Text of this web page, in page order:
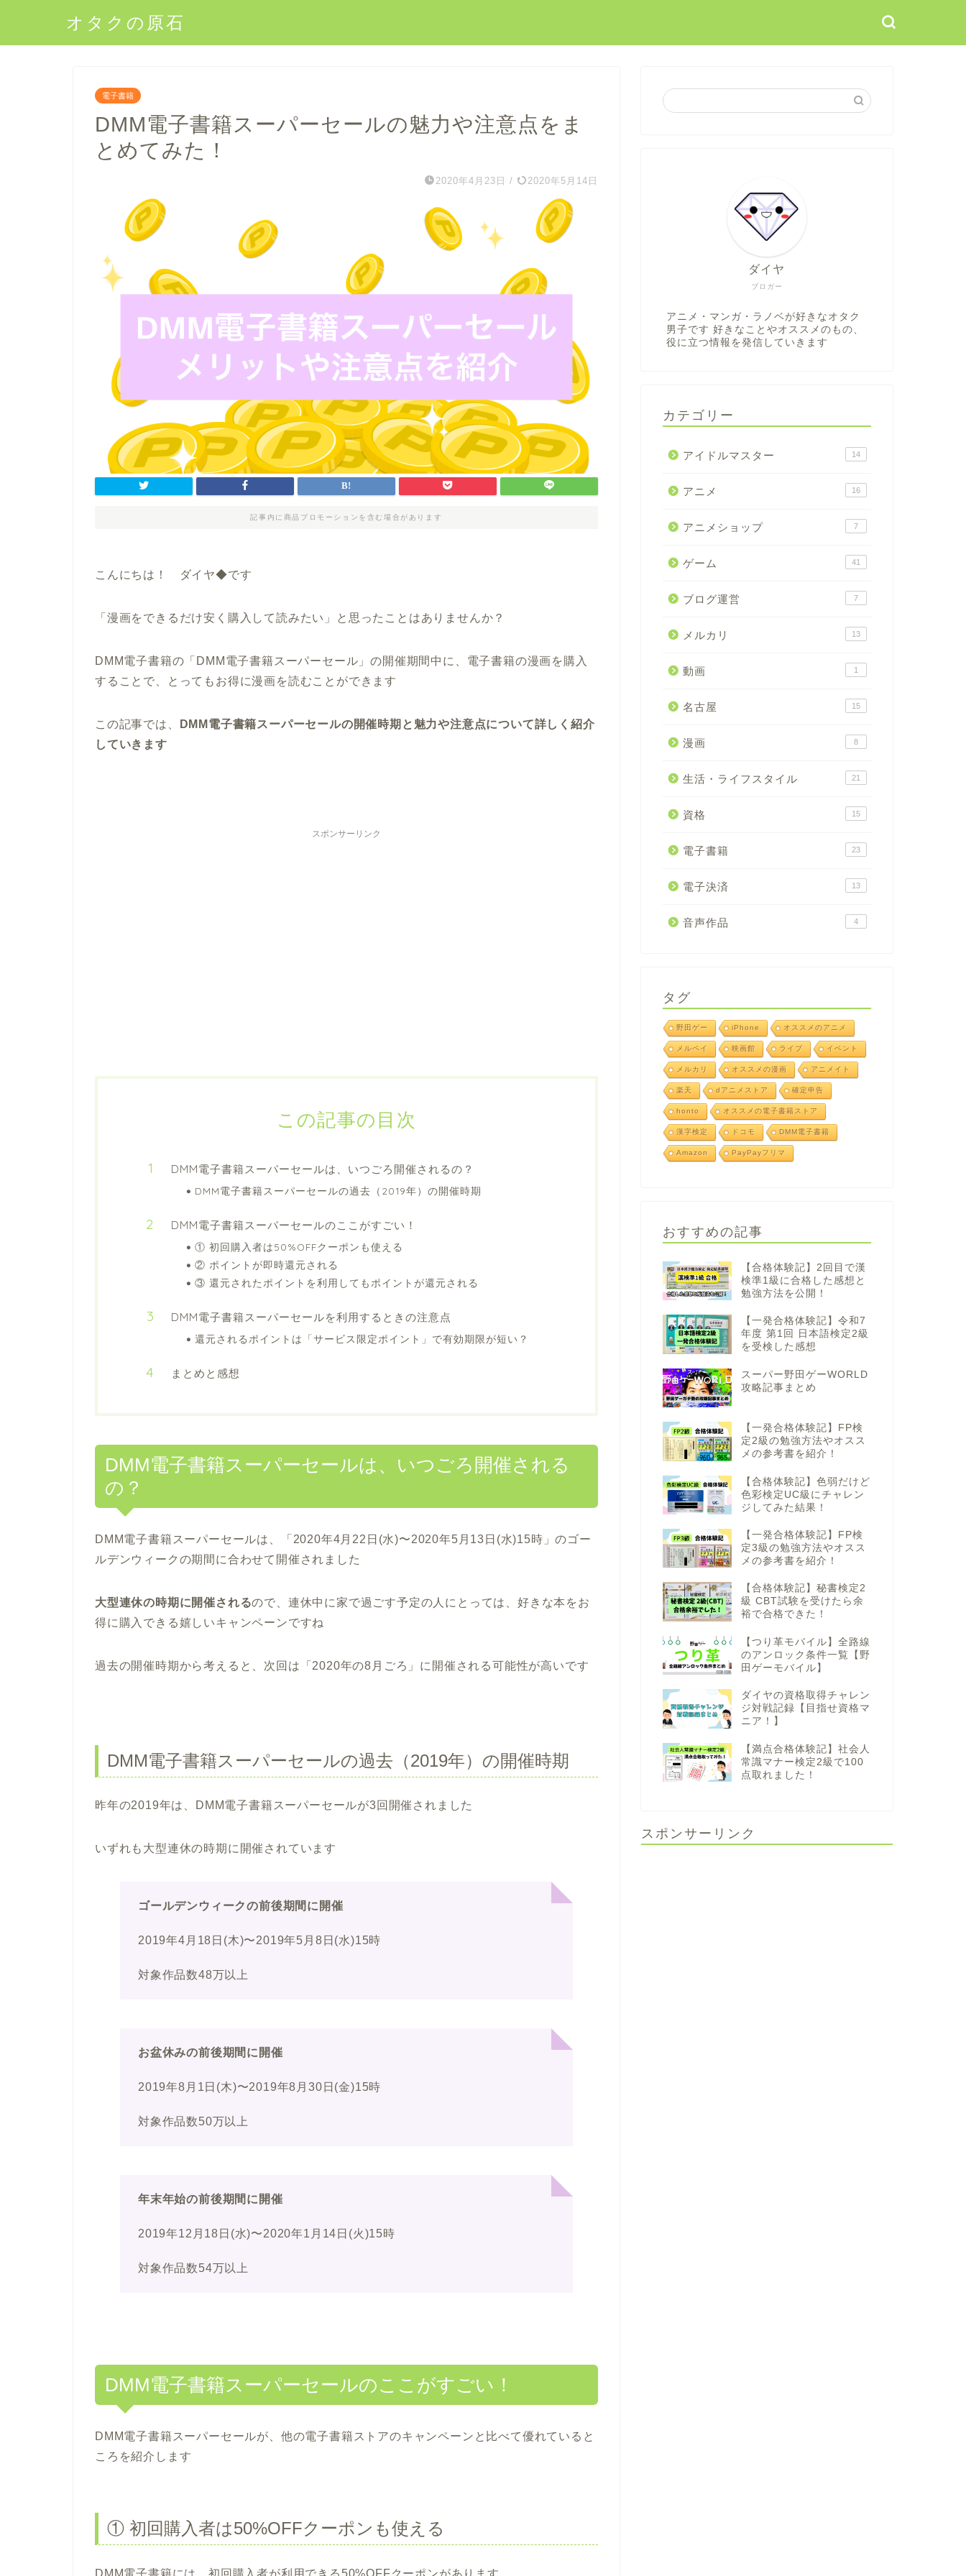
オタクの原石
電子書籍
DMM電子書籍スーパーセールの魅力や注意点をま
とめてみた！
2020年4月23日 / 2020年5月14日
記事内に商品プロモーションを含む場合があります
こんにちは！ ダイヤ◆です
「漫画をできるだけ安く購入して読みたい」と思ったことはありませんか？
DMM電子書籍の「DMM電子書籍スーパーセール」の開催期間中に、電子書籍の漫画を購入
することで、とってもお得に漫画を読むことができます
この記事では、
DMM電子書籍スーパーセールの開催時期と魅力や注意点について詳しく紹介
していきます
スポンサーリンク
この記事の目次
DMM電子書籍スーパーセールは、いつごろ開催されるの？
DMM電子書籍スーパーセールの過去（2019年）の開催時期
DMM電子書籍スーパーセールのここがすごい！
① 初回購入者は50%OFFクーポンも使える
② ポイントが即時還元される
③ 還元されたポイントを利用してもポイントが還元される
DMM電子書籍スーパーセールを利用するときの注意点
還元されるポイントは「サービス限定ポイント」で有効期限が短い？
まとめと感想
DMM電子書籍スーパーセールは、いつごろ開催される
の？
DMM電子書籍スーパーセールは、「2020年4月22日(水)〜2020年5月13日(水)15時」のゴー
ルデンウィークの期間に合わせて開催されました
大型連休の時期に開催されるので、連休中に家で過ごす予定の人にとっては、好きな本をお
得に購入できる嬉しいキャンペーンですね
過去の開催時期から考えると、次回は「2020年の8月ごろ」に開催される可能性が高いです
DMM電子書籍スーパーセールの過去（2019年）の開催時期
昨年の2019年は、DMM電子書籍スーパーセールが3回開催されました
いずれも大型連休の時期に開催されています
ゴールデンウィークの前後期間に開催
2019年4月18日(木)〜2019年5月8日(水)15時
対象作品数48万以上
お盆休みの前後期間に開催
2019年8月1日(木)〜2019年8月30日(金)15時
対象作品数50万以上
年末年始の前後期間に開催
2019年12月18日(水)〜2020年1月14日(火)15時
対象作品数54万以上
DMM電子書籍スーパーセールのここがすごい！
DMM電子書籍スーパーセールが、他の電子書籍ストアのキャンペーンと比べて優れていると
ころを紹介します
① 初回購入者は50%OFFクーポンも使える
DMM電子書籍には、初回購入者が利用できる50%OFFクーポンがあります
ブロガー
ダイヤ
アニメ・マンガ・ラノベが好きなオタク
男子です 好きなことやオススメのもの、
役に立つ情報を発信していきます
カテゴリー
アイドルマスター 14
アニメ 16
アニメショップ 7
ゲーム 41
ブログ運営 7
メルカリ 13
動画 1
名古屋 15
漫画 8
生活・ライフスタイル 21
資格 15
電子書籍 23
電子決済 13
音声作品 4
タグ
野田ゲー iPhone オススメのアニメ
メルペイ 映画館 ライブ イベント
メルカリ オススメの漫画 アニメイト
楽天 dアニメストア 確定申告
honto オススメの電子書籍ストア
漢字検定 ドコモ DMM電子書籍
Amazon PayPayフリマ
おすすめの記事
【合格体験記】2回目で漢
検準1級に合格した感想と
勉強方法を公開！
【一発合格体験記】令和7
年度 第1回 日本語検定2級
を受検した感想
スーパー野田ゲーWORLD
攻略記事まとめ
【一発合格体験記】FP検
定2級の勉強方法やオスス
メの参考書を紹介！
【合格体験記】色弱だけど
色彩検定UC級にチャレン
ジしてみた結果！
【一発合格体験記】FP検
定3級の勉強方法やオスス
メの参考書を紹介！
【合格体験記】秘書検定2
級 CBT試験を受けたら余
裕で合格できた！
【つり革モバイル】全路線
のアンロック条件一覧【野
田ゲーモバイル】
ダイヤの資格取得チャレン
ジ対戦記録【目指せ資格マ
ニア！】
【満点合格体験記】社会人
常識マナー検定2級で100
点取れました！
スポンサーリンク